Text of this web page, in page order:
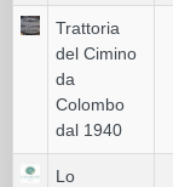
Trattoria
del Cimino
da
Colombo
dal 1940
Lo